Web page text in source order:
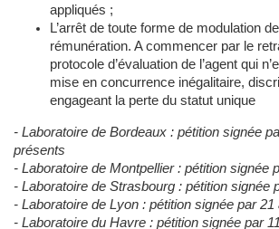
appliqués ;
L’arrêt de toute forme de modulation
rémunération. A commencer par le
protocole d’évaluation de l’agent qui
mise en concurrence inégalitaire,
engageant la perte du statut unique
- Laboratoire de Bordeaux : pétition signée
présents
- Laboratoire de Montpellier : pétition signée
- Laboratoire de Strasbourg : pétition signée
- Laboratoire de Lyon : pétition signée par 21
- Laboratoire du Havre : pétition signée par